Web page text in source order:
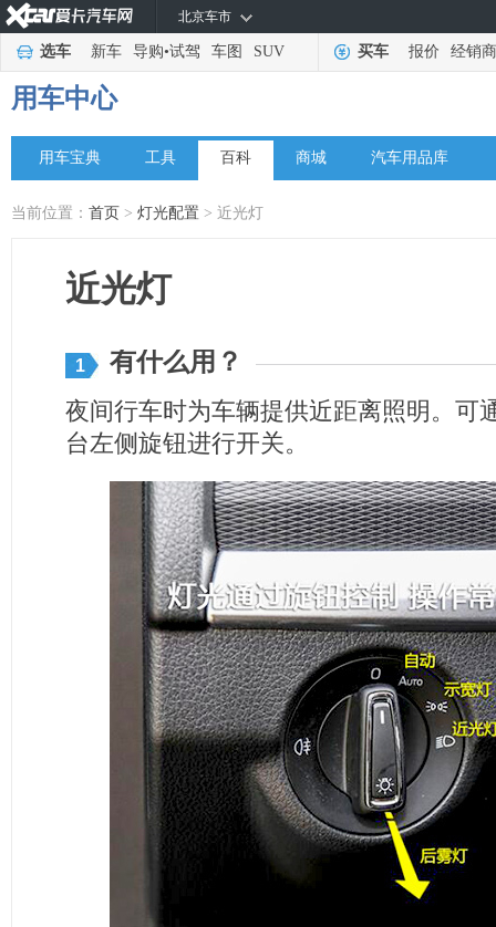
北京车市
选车 新车 导购•试驾 车图 SUV 买车 报价 经销商
用车中心
用车宝典 工具 百科 商城 汽车用品库
当前位置： 首页 > 灯光配置 > 近光灯
近光灯
1 有什么用？
夜间行车时为车辆提供近距离照明。可
台左侧旋钮进行开关。